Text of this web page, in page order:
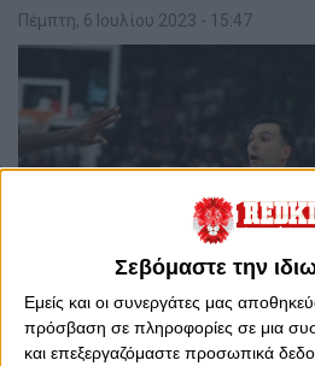
Σεβόμαστε την
Εμείς και οι συνεργάτες μας
πρόσβαση σε πληροφορίες σε μια
και επεξεργαζόμαστε προσωπικά
Πέμπτη, 6 Ιουλίου 2023 - 15:47